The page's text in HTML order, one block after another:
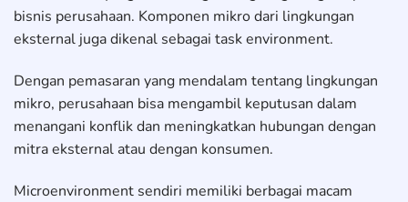
bisnis perusahaan. Komponen mikro dari lingkungan
eksternal juga dikenal sebagai task environment.
Dengan pemasaran yang mendalam tentang lingkungan
mikro, perusahaan bisa mengambil keputusan dalam
menangani konflik dan meningkatkan hubungan dengan
mitra eksternal atau dengan konsumen.
Microenvironment sendiri memiliki berbagai macam